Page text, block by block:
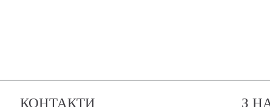
КОНТАКТИ З